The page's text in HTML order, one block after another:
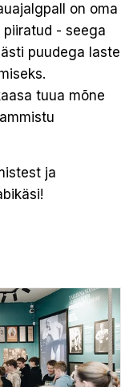
on oma
- seega
puudega laste
tuua mõne
ja